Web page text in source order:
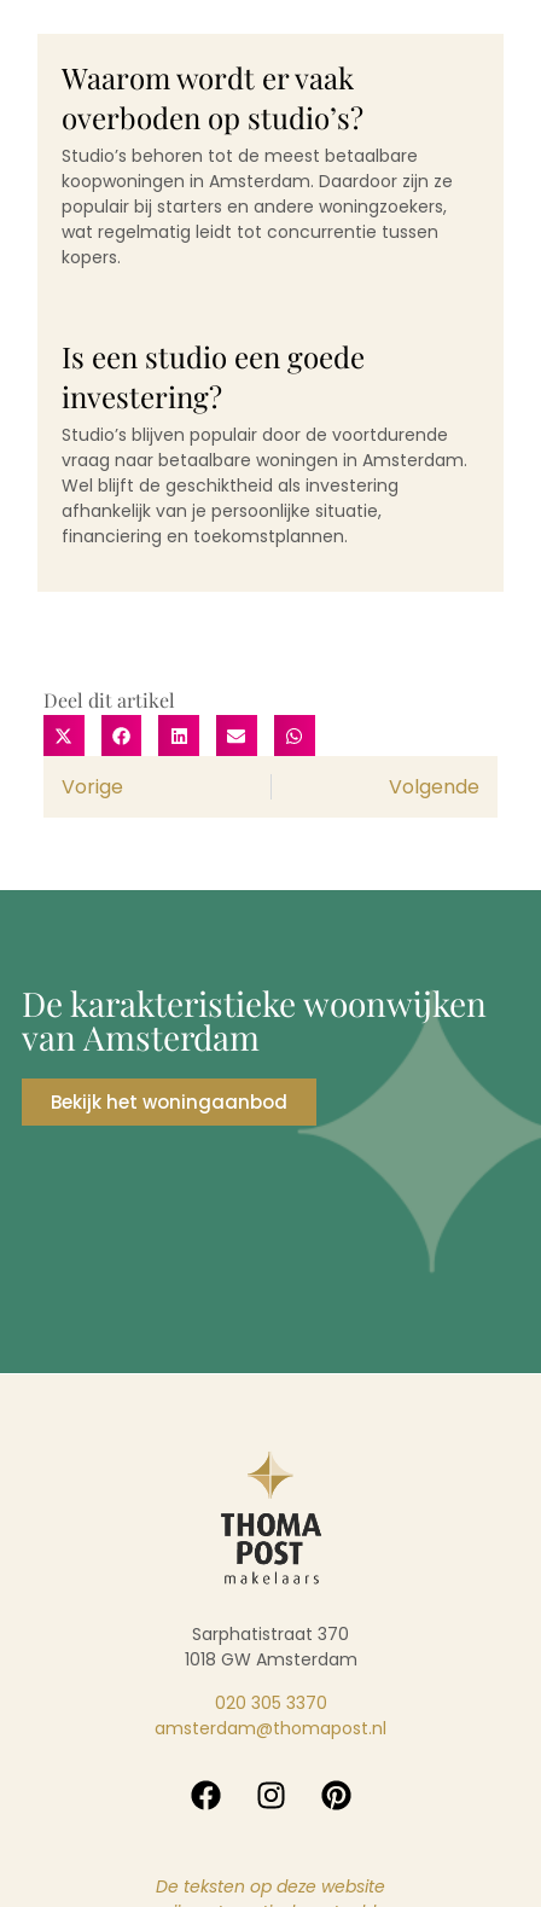
Waarom wordt er vaak
overboden op studio’s?
Studio’s behoren tot de meest betaalbare
koopwoningen in Amsterdam. Daardoor zijn ze
populair bij starters en andere woningzoekers,
wat regelmatig leidt tot concurrentie tussen
kopers.
Is een studio een goede
investering?
Studio’s blijven populair door de voortdurende
vraag naar betaalbare woningen in Amsterdam.
Wel blijft de geschiktheid als investering
afhankelijk van je persoonlijke situatie,
financiering en toekomstplannen.
Deel dit artikel
Vorige Volgende
De karakteristieke woonwijken
van Amsterdam
Bekijk het woningaanbod
Sarphatistraat 370
1018 GW Amsterdam
020 305 3370
amsterdam@thomapost.nl
De teksten op deze website